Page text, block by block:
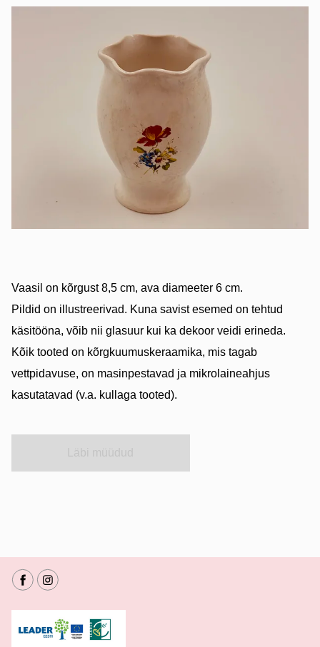
Vaasil on kõrgust 8,5 cm, ava diameeter 6 cm.
Pildid on illustreerivad. Kuna savist esemed on tehtud
käsitööna, võib nii glasuur kui ka dekoor veidi erineda.
Kõik tooted on kõrgkuumuskeraamika, mis tagab
vettpidavuse, on masinpestavad ja mikrolaineahjus
kasutatavad (v.a. kullaga tooted).